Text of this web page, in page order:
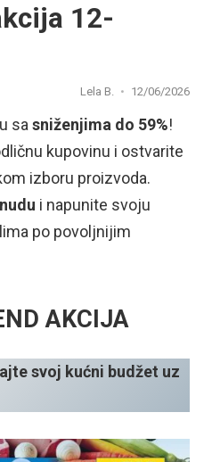
12-
Lela B. 12/06/2026
sa sniženjima do 59%!
kupovinu i ostvarite
izboru proizvoda.
i napunite svoju
po povoljnijim
AKCIJA
svoj kućni budžet uz